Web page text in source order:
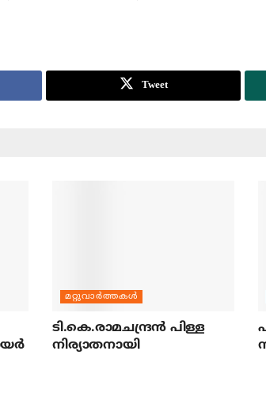
Tweet
മറ്റുവാര്‍ത്തകള്‍
ടി.കെ.രാമചന്ദ്രന്‍ പിള്ള
നിര്യാതനായി